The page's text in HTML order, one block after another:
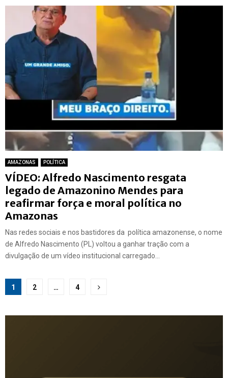
AMAZONAS POLÍTICA
VÍDEO: Alfredo Nascimento resgata
legado de Amazonino Mendes para
reafirmar força e moral política no
Amazonas
Nas redes sociais e nos bastidores da política amazonense, o nome
de Alfredo Nascimento (PL) voltou a ganhar tração com a
divulgação de um vídeo institucional carregado...
Paginação
1 2 … 4